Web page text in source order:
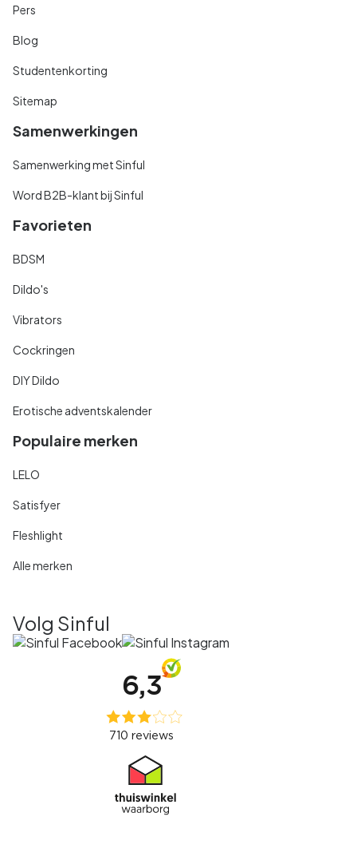
Pers
Blog
Studentenkorting
Sitemap
Samenwerkingen
Samenwerking met Sinful
Word B2B-klant bij Sinful
Favorieten
BDSM
Dildo's
Vibrators
Cockringen
DIY Dildo
Erotische adventskalender
Populaire merken
LELO
Satisfyer
Fleshlight
Alle merken
Volg Sinful